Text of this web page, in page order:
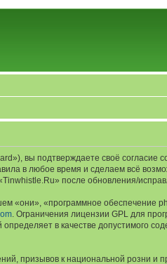
вы подтверждаете своё согласие
в любое время и сделаем всё
после обновления/
«программное обеспечение
. Ограничения лицензии GPL для
в качестве допустимого
призывов к национальной розни и